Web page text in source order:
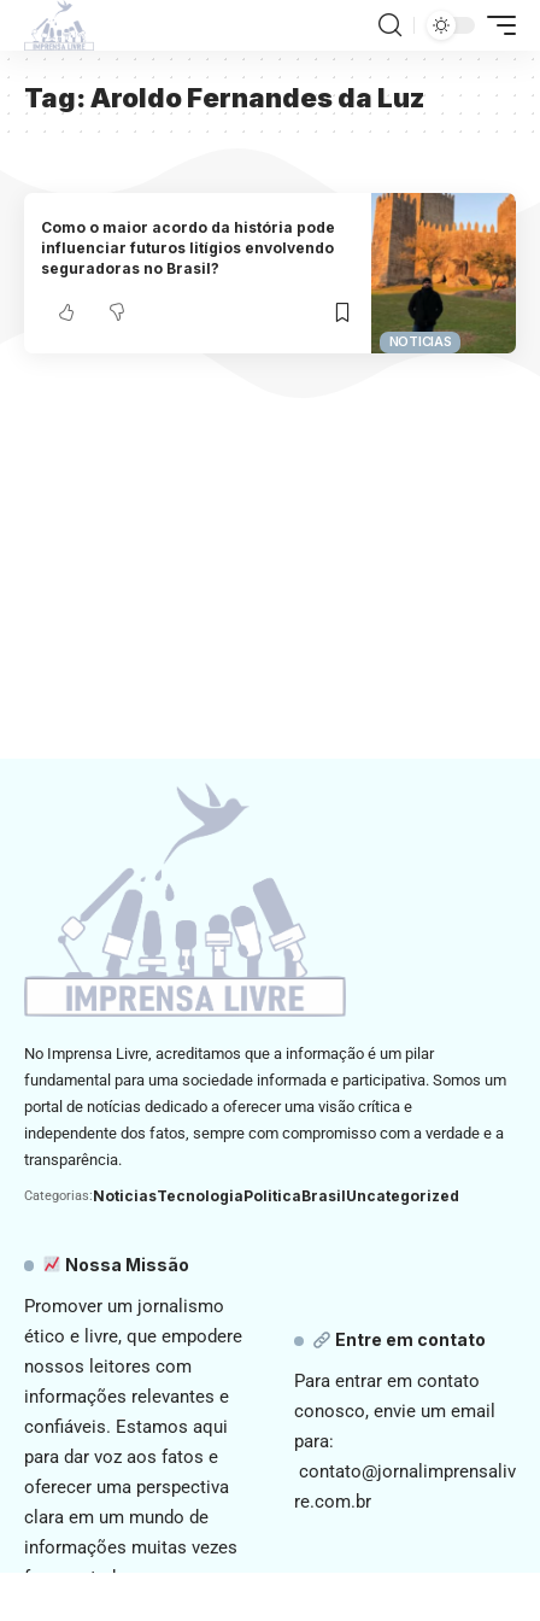
Tag:Aroldo Fernandes da Luz
NOTICIAS
Como o maior acordo da história pode
influenciar futuros litígios envolvendo
seguradoras no Brasil?
No Imprensa Livre, acreditamos que a informação é um pilar
fundamental para uma sociedade informada e participativa. Somos um
portal de notícias dedicado a oferecer uma visão crítica e
independente dos fatos, sempre com compromisso com a verdade e a
transparência.
Categorias:NoticiasTecnologiaPoliticaBrasilUncategorized
Nossa Missão
Promover um jornalismo
ético e livre, que empodere
nossos leitores com
informações relevantes e
confiáveis. Estamos aqui
para dar voz aos fatos e
oferecer uma perspectiva
clara em um mundo de
informações muitas vezes
fragmentadas.
Entre em contato
Para entrar em contato
conosco, envie um email
para:
contato@jornalimprensaliv
re.com.br